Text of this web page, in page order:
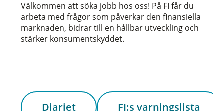
Välkommen att söka jobb hos oss! På FI får du
arbeta med frågor som påverkar den finansiella
marknaden, bidrar till en hållbar utveckling och
stärker konsumentskyddet.
Diariet FI:s varningslista